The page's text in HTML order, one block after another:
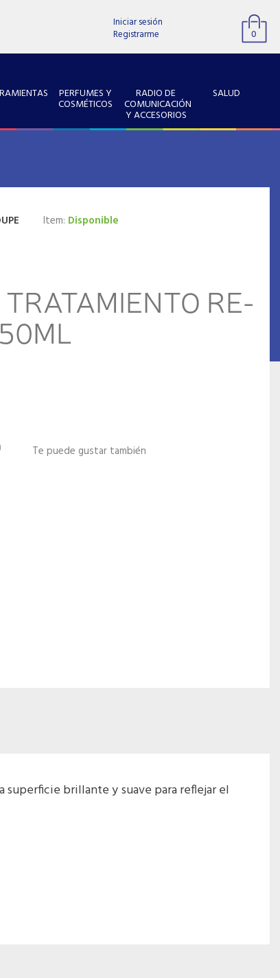
Iniciar sesión
Registrarme
0
PERFUMES Y
COSMÉTICOS
RADIO DE
COMUNICACIÓN
Y ACCESORIOS
SALUD
Item: Disponible
RE-
Te puede gustar también
brillante y suave para reflejar el